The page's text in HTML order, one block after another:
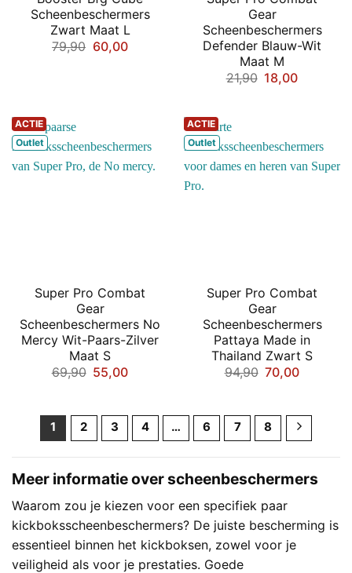
Scheenbeschermers
Zwart Maat L
79,90 Oorspronkelijke
prijs
60,00Huidige
Gear
Scheenbeschermers
Defender Blauw-Wit
Maat M
21,90
prijs
18,00Huidige
ACTIE
Outlet
Super Pro Combat
Gear
Scheenbeschermers No
Mercy Wit-Paars-Zilver
Maat S
69,90 Oorspronkelijke
prijs
55,00Huidige
ACTIE
Outlet
Super Pro Combat
Gear
Scheenbeschermers
Pattaya Made in
Thailand Zwart S
94,90
prijs
70,00Huidige
1 2 3 4 … 6 7 8
Meer informatie over scheenbeschermers
Waarom zou je kiezen voor een specifiek paar
kickboksscheenbeschermers? De juiste bescherming is
essentieel binnen het kickboksen, zowel voor je
veiligheid als voor je prestaties. Goede